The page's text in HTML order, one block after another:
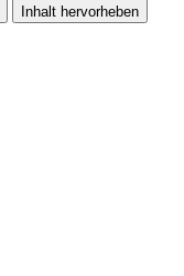
Inhalt hervorheben